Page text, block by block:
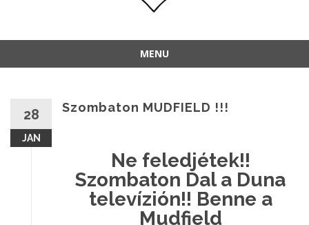
MENU
28
JAN
Szombaton MUDFIELD !!!
Ne feledjétek!!
Szombaton Dal a Duna
televízión!! Benne a
Mudfield